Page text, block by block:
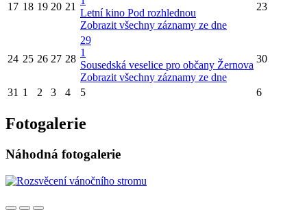
17 18 19 20 21
Letní kino Pod rozhlednou
Zobrazit všechny záznamy ze dne
23
24 25 26 27 28
29
1
Sousedská veselice pro občany Žernova
Zobrazit všechny záznamy ze dne
30
31 1 2 3 4 5 6
Fotogalerie
Náhodná fotogalerie